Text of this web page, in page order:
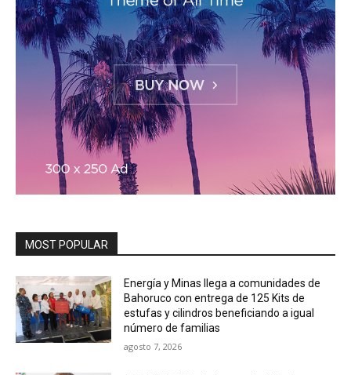
MOST POPULAR
Energía y Minas llega a comunidades de
Bahoruco con entrega de 125 Kits de
estufas y cilindros beneficiando a igual
número de familias
agosto 7, 2026